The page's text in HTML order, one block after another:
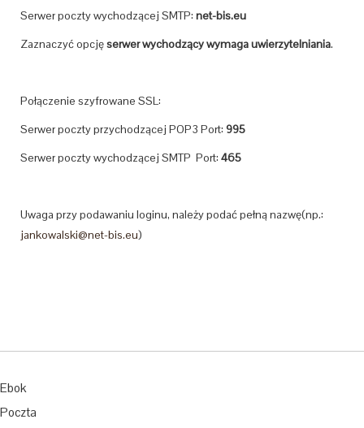
Serwer poczty wychodzącej SMTP: net-bis.eu
Zaznaczyć opcjęserwer wychodzący wymaga uwierzytelniania.
Połączenie szyfrowane SSL:
Serwer poczty przychodzącej POP3 Port: 995
Serwer poczty wychodzącej SMTP Port: 465
Uwaga przy podawaniu loginu, należy podać pełną nazwę(np.:
jankowalski@net-bis.eu)
Ebok
Poczta